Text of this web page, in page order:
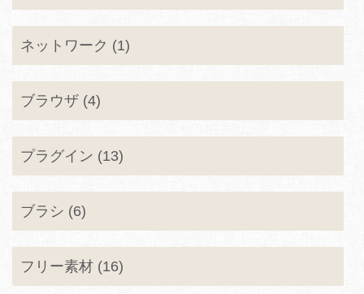
ネットワーク (1)
ブラウザ (4)
プラグイン (13)
ブラシ (6)
フリー素材 (16)